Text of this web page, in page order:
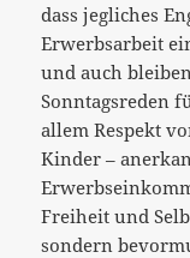
dass jegliches
Erwerbsarbeit
und auch
Sonntagsreden
allem Respekt
Kinder –
Freiheit und
sondern